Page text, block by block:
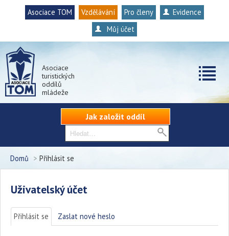
Asociace TOM Vzdělávání Pro členy
Evidence
Můj účet
Asociace
turistických
oddílů
mládeže
Jak založit oddíl
Domů > Přihlásit se
Uživatelský účet
Přihlásit se (aktivní záložka)
Zaslat nové heslo